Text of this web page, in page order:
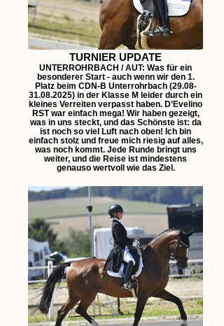
TURNIER UPDATE
UNTERROHRBACH / AUT: Was für ein
besonderer Start - auch wenn wir den 1.
Platz beim CDN-B Unterrohrbach (29.08-
31.08.2025) in der Klasse M leider durch ein
kleines Verreiten verpasst haben. D’Evelino
RST war einfach mega! Wir haben gezeigt,
was in uns steckt, und das Schönste ist: da
ist noch so viel Luft nach oben! Ich bin
einfach stolz und freue mich riesig auf alles,
was noch kommt. Jede Runde bringt uns
weiter, und die Reise ist mindestens
genauso wertvoll wie das Ziel.